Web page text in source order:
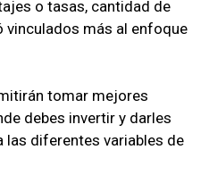
o tasas, cantidad de
vinculados más al enfoque
tomar mejores
debes invertir y darles
las diferentes variables de